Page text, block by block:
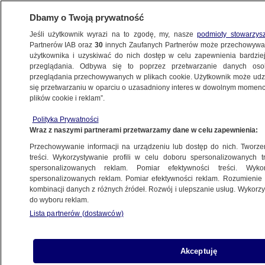
POLSKA
pijany kierowca. Mężczyzna stanie
przed sądem
17.07.2024, 13:00
Udostępnij
Dbamy o Twoją prywatność
Jeśli użytkownik wyrazi na to zgodę, my, naszepodmioty
Partnerów IAB oraz30 innych Zaufanych Partnerów może
użytkownika i uzyskiwać do nich dostęp w celu zapewnienia
przeglądania. Odbywa się to poprzez przetwarzanie danych
przeglądania przechowywanych w plikach cookie. Użytkownik może
się przetwarzaniu w oparciu o uzasadniony interes w dowolnym
plików cookie i reklam”.
Polityka Prywatności
Wraz z naszymi partnerami przetwarzamy dane w celu zapewnienia:
Przechowywanie informacji na urządzeniu lub dostęp do nich.
treści. Wykorzystywanie profili w celu doboru spersonalizowanych
spersonalizowanych reklam. Pomiar efektywności treści.
spersonalizowanych reklam. Pomiar efektywności reklam.
kombinacji danych z różnych źródeł. Rozwój i ulepszanie usług.
do wyboru reklam.
Lista partnerów (dostawców)
Akceptuję